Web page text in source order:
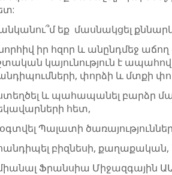
եք մասնակցել
իր հզոր և անընդմեջ
կայունություն է
փորձի և մտքի
և պահապանել բարձր
հետ,
Պալատի
բիզնեսի, քաղաքական,
Ֆրանսիա Միջազգային